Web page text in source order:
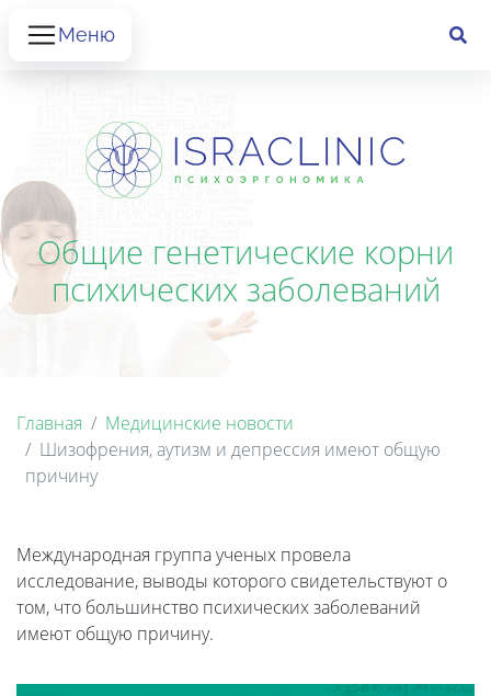
Меню
Общие генетические корни
психических заболеваний
Главная
Медицинские новости
Шизофрения, аутизм и депрессия имеют общую
причину
Международная группа ученых провела
исследование, выводы которого свидетельствуют о
том, что большинство психических заболеваний
имеют общую причину.